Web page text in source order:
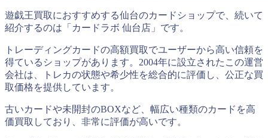
遊戯王買取におすすめする仙台のカードショップで、続いて
紹介するのは「カードラボ 仙台店」です。
トレーディングカードの高額買取でユーザーから高い信頼を
得ているショップがあります。2004年に設立されたこの運営
会社は、トレカの状態や希少性を総合的に評価し、公正な買
取価格を提供しています。
古いカードや未開封のBOXなど、幅広い種類のカードを高
価買取しており、非常に評価が高いです。